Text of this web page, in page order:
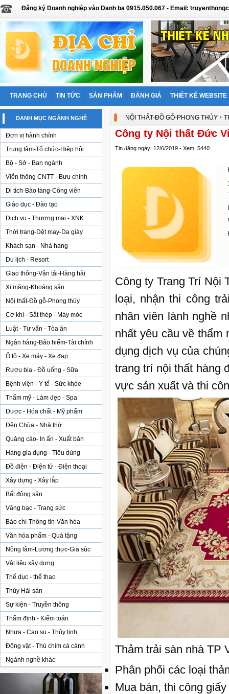
Đăng ký Doanh nghiệp vào Danh bạ 0915.050.067 - Email:
TRANG CHỦ TIN TỨC SẢN PHẨM ĐÁNH GIÁ THIẾT KẾ WEBSITE
DANH MỤC NGÀNH NGHỀ
Đơn vị hành chính
Trung tâm-Tổ chức-Hiệp hội
Bộ - Sở - Ban ngành
Viễn thông CNTT - Bưu chính
Di tích-Bảo tàng-Công viên
Giáo dục - Đào tạo
Dịch vụ - Thương mại - XNK
Thời trang-Dệt may-Da giày
Khách sạn - Nhà hàng
Du lịch - Resort
Giao thông-Vận tải-Hàng hải
Xi măng-Khoáng sản
Nội thất-Đồ gỗ-Phong thủy
Cơ khí - Sắt thép - Máy móc
Luật - Tư vấn - Tòa án
Ngân hàng-Bảo hiểm-Tài chính
Ô tô - Xe máy - Xe đạp
Rượu bia - Đồ uống - Sữa
Bệnh viện - Y tế - Sức khỏe
Thẩm mỹ - Làm đẹp - Spa
Dược - Hóa chất - Mỹ phẩm
Đền Chùa - Nhà thờ
Quảng cáo- In ấn - Xuất bản
Hàng gia dụng - Tiêu dùng
Đồ điện - Điện tử - Điện thoại
Xây dựng - Xây lắp
Bất động sản
Vàng bạc - Trang sức
Báo chí-Thông tin-Văn hóa
Văn hóa phẩm - Quà tặng
Nông lâm-Lương thực-Gia súc
Vật liệu xây dựng
Thể dục - thể thao
Thủy Hải sản
Sự kiện - Truyền thông
Thẩm định - Kiểm toán
Nhựa - Cao su - Thủy tinh
Động vật - Thú chim cá cảnh
Ngành nghề khác
NỘI THẤT-ĐỒ GỖ-PHONG THỦY ›
Công ty Nội thất Đức
Tin đăng ngày: 12/6/2019 - Xem: 5440
Công ty Trang Trí Nội
loại, nhận thi công
nhân viên lành nghề
nhất yêu cầu về thẩm
dụng dịch vụ của
trang trí nội thất hàng
vực sản xuất và thi
Thảm trải sàn nhà TP
Phân phối các loại
Mua bán, thi công